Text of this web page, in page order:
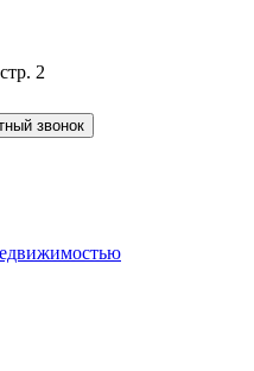
2
звонок